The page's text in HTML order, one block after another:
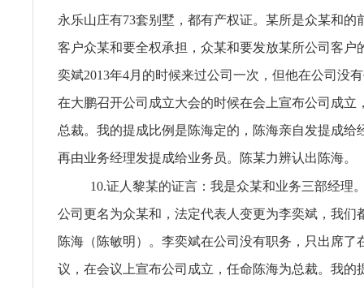
永乐山庄有73套别墅，都有产权证。某所是众某和的
客户众某和要全权承担，众某和要发放某所公司客户
奕斌2013年4月的时候来过公司一次，但他在公司没
在大鹏召开公司成立大会的时候在会上宣布公司成立
总裁。我的提成比例是陈海定的，陈海亲自发提成给
再由业务经理发提成给业务员。陈某力辨认出陈海。
10.证人黎某的证言：我是众某和业务三部经理
公司更名为众某和，法定代表人变更为李奕斌，我们
陈海（陈敏明）。李奕斌在公司没有职务，只出席了
议，在会议上宣布公司成立，任命陈海为总裁。我的